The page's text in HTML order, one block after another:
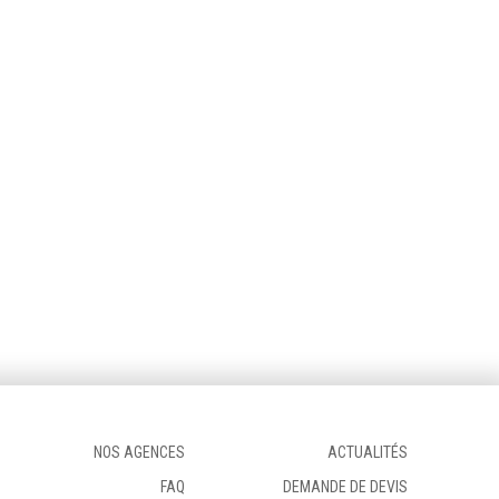
NOS AGENCES
ACTUALITÉS
FAQ
DEMANDE DE DEVIS